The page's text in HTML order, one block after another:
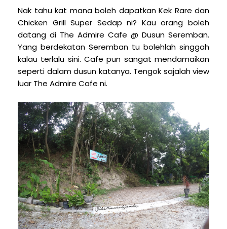
Nak tahu kat mana boleh dapatkan Kek Rare dan
Chicken Grill Super Sedap ni? Kau orang boleh
datang di The Admire Cafe @ Dusun Seremban.
Yang berdekatan Seremban tu bolehlah singgah
kalau terlalu sini. Cafe pun sangat mendamaikan
seperti dalam dusun katanya. Tengok sajalah view
luar The Admire Cafe ni.